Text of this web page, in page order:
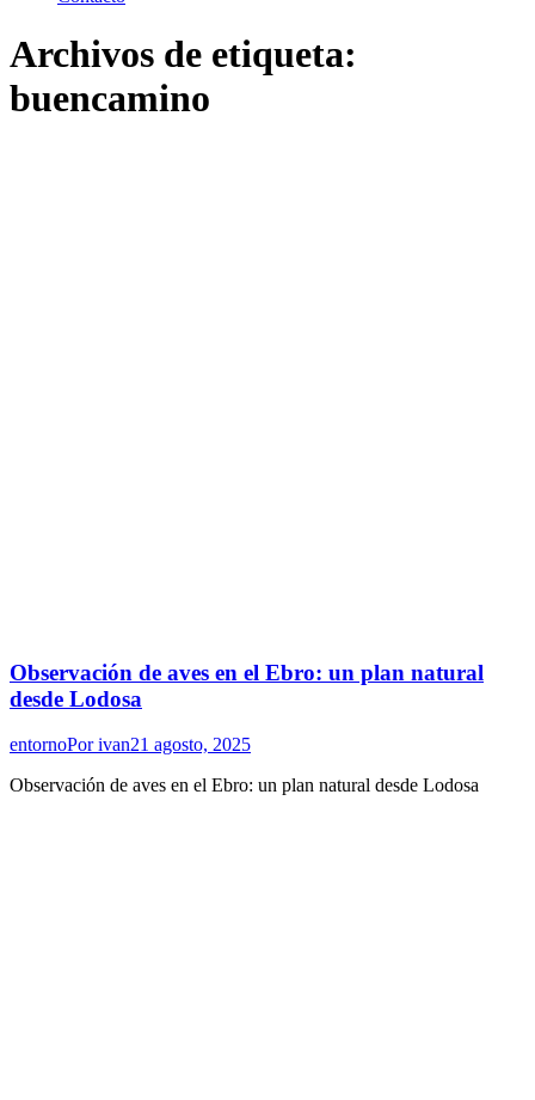
Archivos de etiqueta:
buencamino
Observación de aves en el Ebro: un plan natural
desde Lodosa
entornoPorivan21 agosto, 2025
Observación de aves en el Ebro: un plan natural desde Lodosa